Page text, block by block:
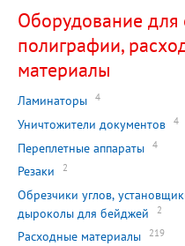
Оборудование для
полиграфии,
материалы
Ламинаторы 4
Уничтожители документов 4
Переплетные аппараты 4
Резаки 2
Обрезчики углов,
дыроколы для бейджей
2
Расходные материалы 219